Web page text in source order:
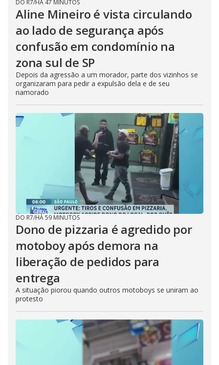
DO R7/HÁ 47 MINUTOS
Aline Mineiro é vista circulando
ao lado de segurança após
confusão em condomínio na
zona sul de SP
Depois da agressão a um morador, parte dos vizinhos se
organizaram para pedir a expulsão dela e de seu
namorado
DO R7/HÁ 59 MINUTOS
Dono de pizzaria é agredido por
motoboy após demora na
liberação de pedidos para
entrega
A situação piorou quando outros motoboys se uniram ao
protesto